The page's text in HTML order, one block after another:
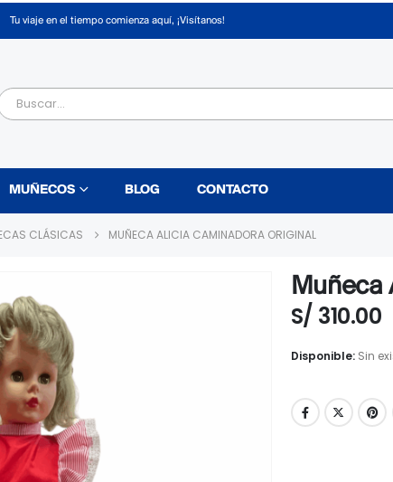
Tu viaje en el tiempo comienza aquí, ¡Visítanos!
MUÑECOS BLOG CONTACTO
CLÁSICAS MUÑECA ALICIA CAMINADORA ORIGINAL
Muñeca
S/ 310.00
Disponible: Sin